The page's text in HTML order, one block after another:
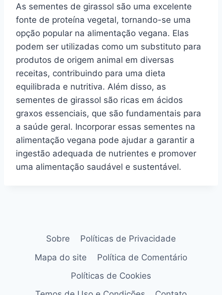
As sementes de girassol são uma excelente
fonte de proteína vegetal, tornando-se uma
opção popular na alimentação vegana. Elas
podem ser utilizadas como um substituto para
produtos de origem animal em diversas
receitas, contribuindo para uma dieta
equilibrada e nutritiva. Além disso, as
sementes de girassol são ricas em ácidos
graxos essenciais, que são fundamentais para
a saúde geral. Incorporar essas sementes na
alimentação vegana pode ajudar a garantir a
ingestão adequada de nutrientes e promover
uma alimentação saudável e sustentável.
Sobre
Políticas de Privacidade
Mapa do site
Política de Comentário
Políticas de Cookies